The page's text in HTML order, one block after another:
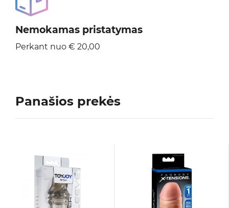
Nemokamas pristatymas
Perkant nuo € 20,00
Panašios prekės